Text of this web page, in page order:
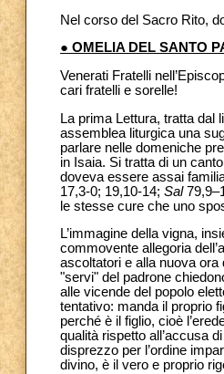
Nel corso del Sacro Rito,
● OMELIA DEL SANTO
Venerati Fratelli
cari fratelli e sorelle!
La prima Lettura, tratta dal
assemblea liturgica una
parlare nelle domeniche
in Isaia. Si tratta di un
doveva essere assai
17,3-0; 19,10-14; Sal
le stesse cure che uno
L’immagine della vigna,
commovente allegoria
ascoltatori e alla nuova ora
"servi" del padrone
alle vicende del popolo
tentativo: manda il proprio
perché è il figlio, cioè
qualità rispetto all’accusa
disprezzo per l’ordine
divino, è il vero e proprio